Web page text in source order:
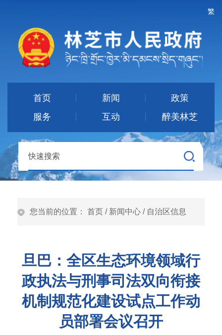
繁
首页 新闻
政策
服务
互动 醉美林芝
您当前的位置： 首页 / 新闻中心 / 自治区信息
旦巴：全区生态环境领域行
政执法与刑事司法双向衔接
机制规范化建设试点工作动
员部署会议召开